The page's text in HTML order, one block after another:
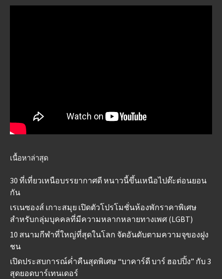
เนื้อหาล่าสุด
30 ที่เที่ยวเหนือบรรยากาศดี หนาวนี้ขึ้นเหนือไปต๊ะต่อนยอน
กัน
เรเนซองส์ เกาะสมุย เปิดตัวโปรโมชั่นห้องพักราคาพิเศษ
สำหรับกลุ่มบุคคลที่มีความหลากหลายทางเพศ (LGBT)
10 สนามกีฬาที่ใหญ่ที่สุดในโลก จัดอันดับตามความจุของฝูง
ชน
เปิดประสบการณ์ค่ำคืนสุดพิเศษ “บาคาร์ดี บาร์ ฮอปปิ้ง” กับ 3
สุดยอดบาร์เทนเดอร์